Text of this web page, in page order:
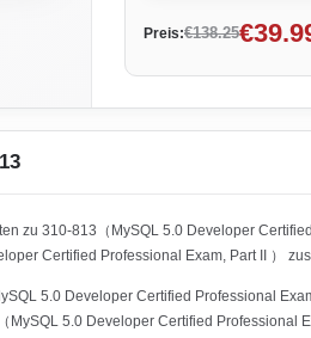
Preis:€138.25
zu 310-813（MySQL 5.0 Developer
Certified Professional Exam, Part II ）
5.0 Developer Certified Professional
5.0 Developer Certified Professional